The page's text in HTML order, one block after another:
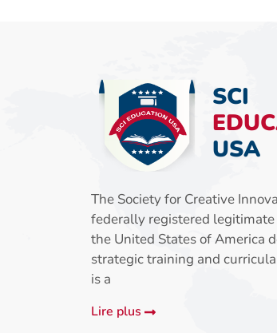
SCI
USA
The Society for Creative
federally registered
the United States of America
strategic training and
is a
Lire plus
@toastr_render